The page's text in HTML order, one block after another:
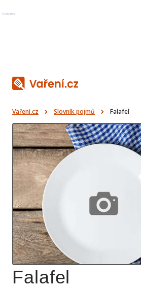
Reklama
Vaření.cz Slovník pojmů Falafel
Falafel